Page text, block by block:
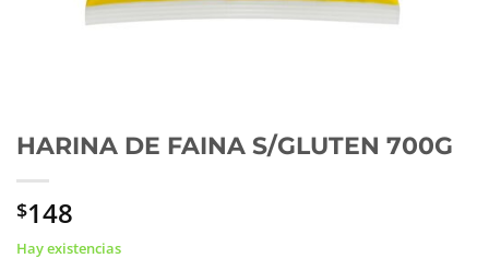
HARINA DE FAINA S/GLUTEN 700G
$148
Hay existencias